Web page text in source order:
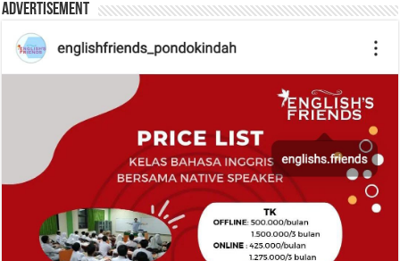
Advertisement